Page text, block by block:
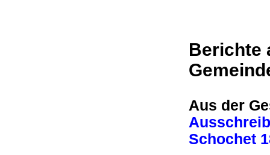
Berichte
Aus der
Schochet